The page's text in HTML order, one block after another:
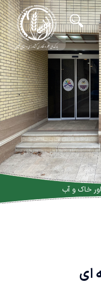
خاک و آب
ای